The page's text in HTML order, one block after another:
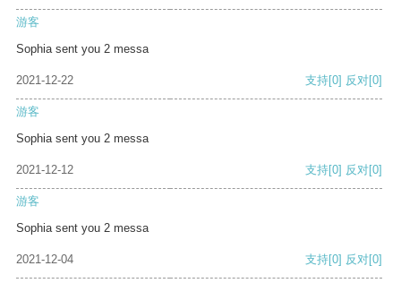
游客
Sophia sent you 2 messa
2021-12-22 支持[0] 反对[0]
游客
Sophia sent you 2 messa
2021-12-12 支持[0] 反对[0]
游客
Sophia sent you 2 messa
2021-12-04 支持[0] 反对[0]